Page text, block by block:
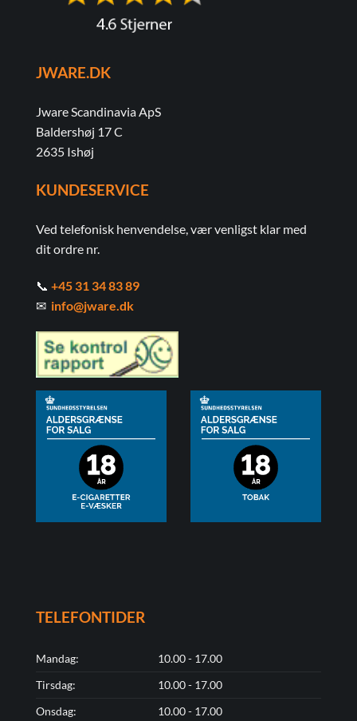
JWARE.DK
Jware Scandinavia ApS
Baldershøj 17 C
2635 Ishøj
KUNDESERVICE
Ved telefonisk henvendelse, vær venligst klar med
dit ordre nr.
📞 +45 31 34 83 89
✉ info@jware.dk
TELEFONTIDER
Mandag:
10.00 - 17.00
Tirsdag:
10.00 - 17.00
Onsdag:
10.00 - 17.00